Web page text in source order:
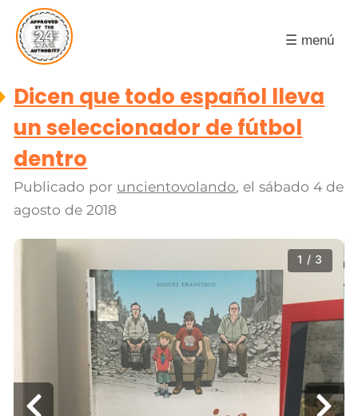
☰ menú
Dicen que todo español lleva
un seleccionador de fútbol
dentro
Publicado por uncientovolando, elsábado 4 de
agosto de 2018
1 / 3